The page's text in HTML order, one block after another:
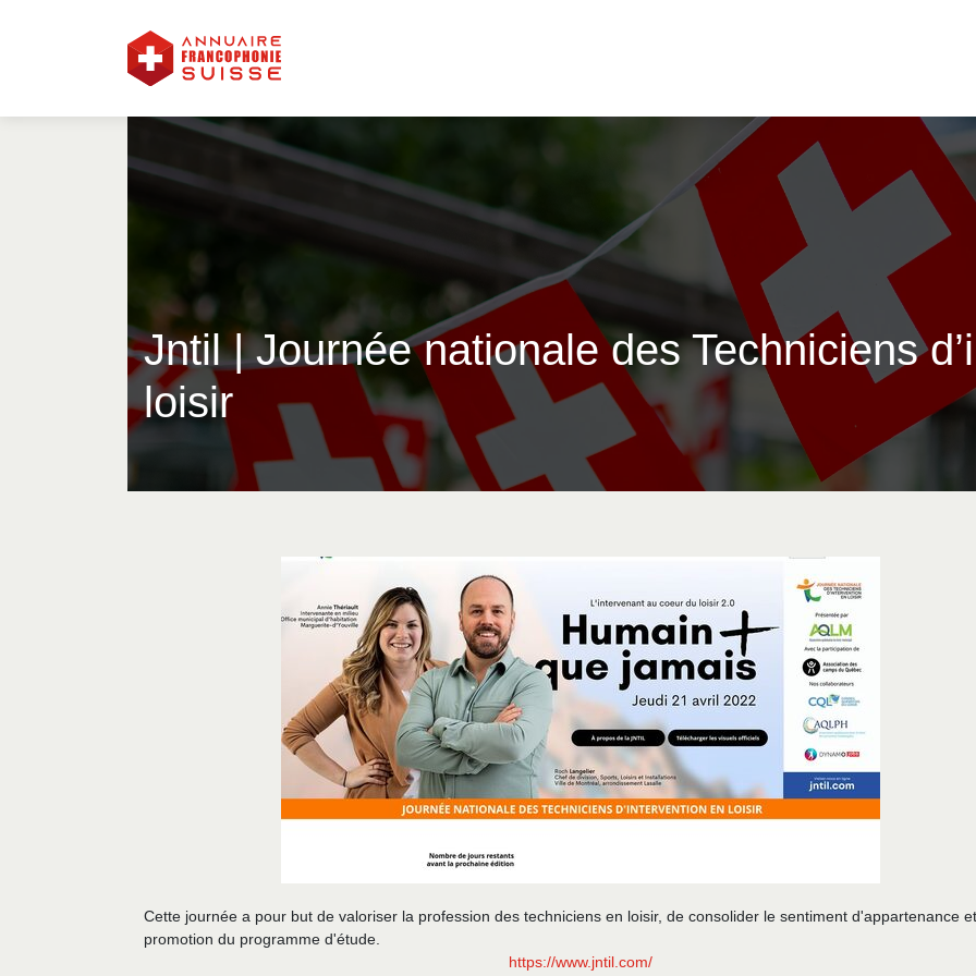
Jntil | Journée nationale des Techniciens
loisir
Cette journée a pour but de valoriser la profession des techniciens en loisir, de consolider le sentiment d'appartenance
promotion du programme d'étude.
https://www.jntil.com/